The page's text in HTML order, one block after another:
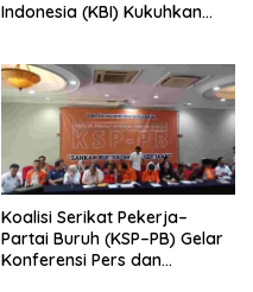
Indonesia (KBI) Kukuhkan
Tema: “Penguatan dan
Pengembangan Organisasi
KBI yang Berbasis Riset di
seluruh Indonesia dan
Mancanegara”.
Koalisi Serikat Pekerja–
Partai Buruh (KSP–PB) Gelar
Konferensi Pers dan